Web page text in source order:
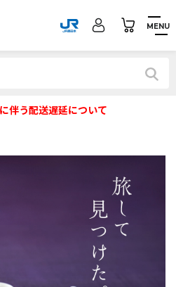
MENU
伴う配送遅延について